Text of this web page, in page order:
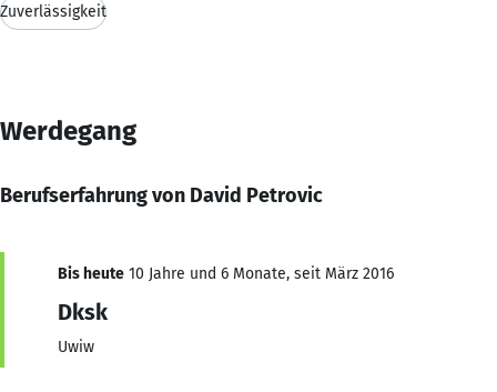
Zuverlässigkeit
Werdegang
Berufserfahrung von David Petrovic
Bis heute 10 Jahre und 6 Monate, seit März 2016
Dksk
Uwiw